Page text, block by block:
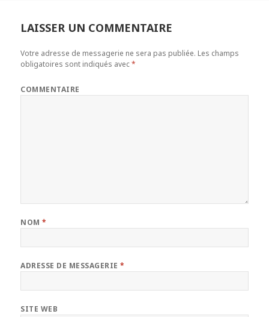
LAISSER UN COMMENTAIRE
Votre adresse de messagerie ne sera pas publiée. Les champs
obligatoires sont indiqués avec*
COMMENTAIRE
NOM*
ADRESSE DE MESSAGERIE*
SITE WEB